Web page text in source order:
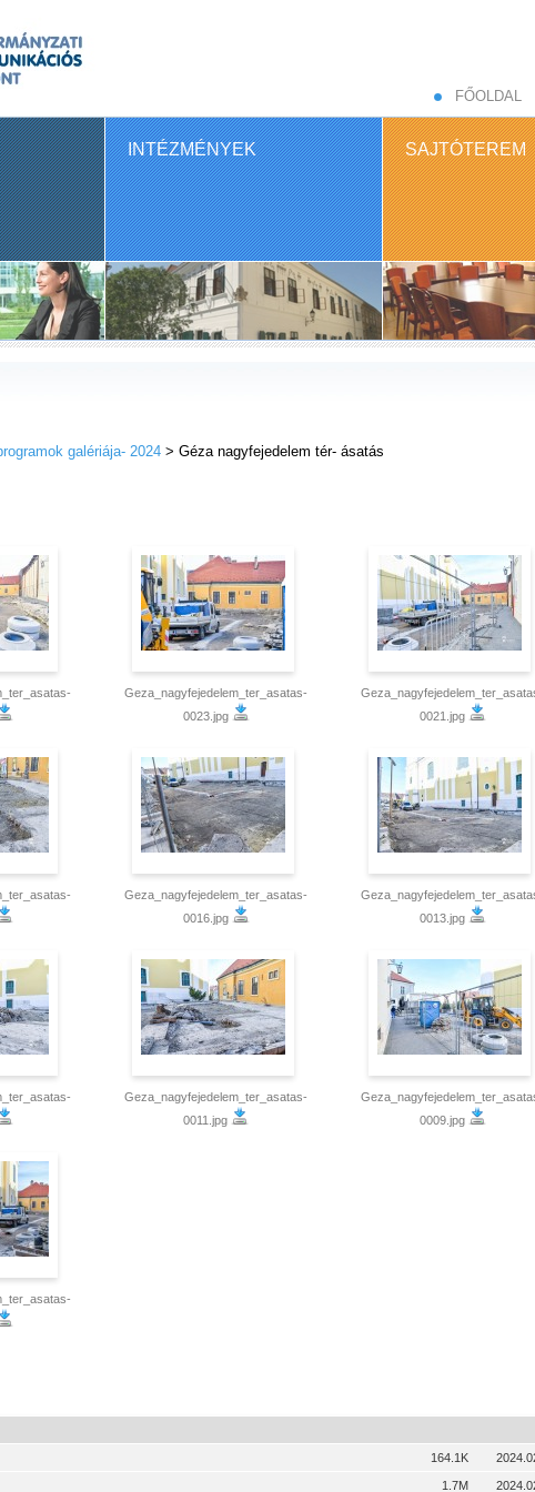
FŐOLDAL
INTÉZMÉNYEK SAJTÓTEREM
galériája- 2024 > Géza nagyfejedelem tér- ásatás
Geza_nagyfejedelem_ter_asatas-
0023.jpg
0021.jpg
Geza_nagyfejedelem_ter_asatas-
0016.jpg
0013.jpg
Geza_nagyfejedelem_ter_asatas-
0011.jpg
0009.jpg
164.1K
1.7M